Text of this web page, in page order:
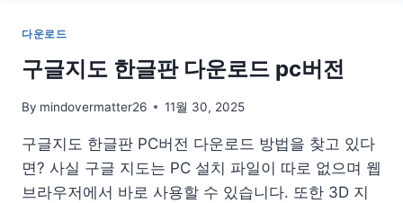
로
드
PC
바
둑
다운로드
구글지도 한글판 다운로드 pc버전
By mindovermatter26 11월 30, 2025
구글지도 한글판 PC버전 다운로드 방법을 찾고 있다
면? 사실 구글 지도는 PC 설치 파일이 따로 없으며 웹
브라우저에서 바로 사용할 수 있습니다. 또한 3D 지